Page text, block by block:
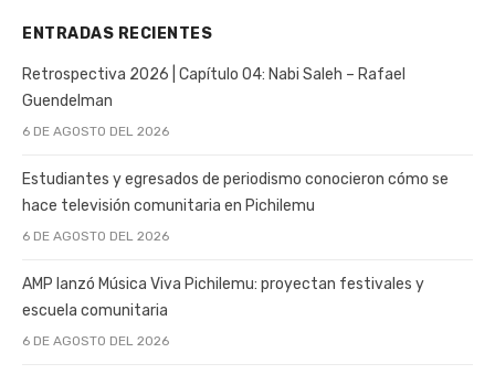
ENTRADAS RECIENTES
Retrospectiva 2026 | Capítulo 04: Nabi Saleh – Rafael
Guendelman
6 DE AGOSTO DEL 2026
Estudiantes y egresados de periodismo conocieron cómo se
hace televisión comunitaria en Pichilemu
6 DE AGOSTO DEL 2026
AMP lanzó Música Viva Pichilemu: proyectan festivales y
escuela comunitaria
6 DE AGOSTO DEL 2026